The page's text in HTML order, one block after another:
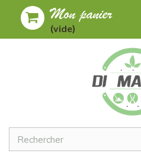
Mon panier
(vide)